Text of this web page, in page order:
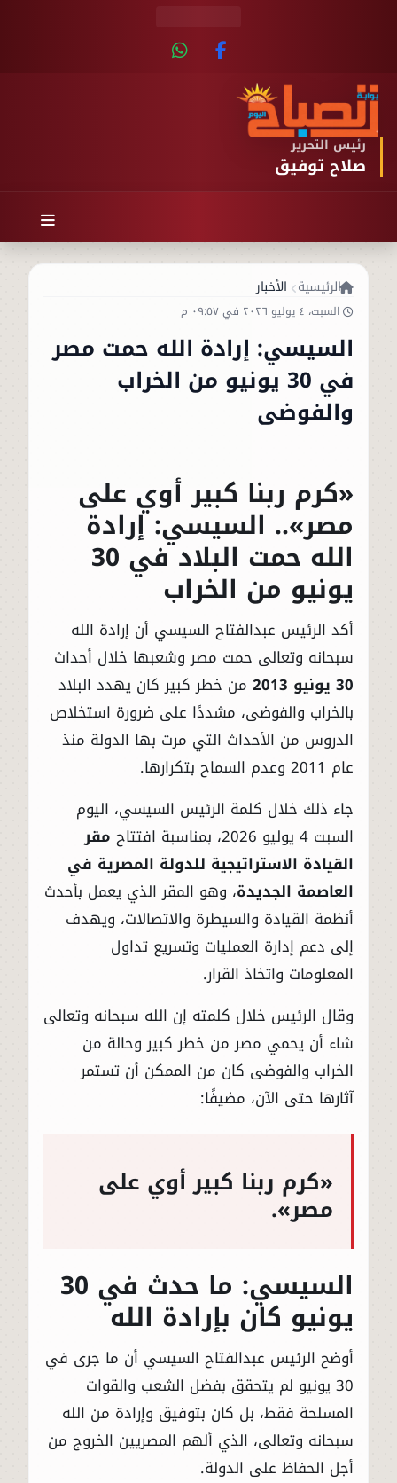
رئيس التحرير
صلاح توفيق
الرئيسية الأخبار
السبت، ٤ يوليو ٢٠٢٦ في ٠٩:٥٧ م
السيسي: إرادة الله حمت مصر
في 30 يونيو من الخراب
والفوضى
«كرم ربنا كبير أوي على
مصر».. السيسي: إرادة
الله حمت البلاد في 30
يونيو من الخراب
أكد الرئيس عبدالفتاح السيسي أن إرادة الله
سبحانه وتعالى حمت مصر وشعبها خلال أحداث
30 يونيو 2013
من خطر كبير كان يهدد البلاد
بالخراب والفوضى، مشددًا على ضرورة استخلاص
الدروس من الأحداث التي مرت بها الدولة منذ
عام 2011 وعدم السماح بتكرارها.
جاء ذلك خلال كلمة الرئيس السيسي، اليوم
السبت 4 يوليو 2026، بمناسبة افتتاح
مقر
القيادة الاستراتيجية للدولة المصرية في
العاصمة الجديدة، وهو المقر الذي يعمل بأحدث
أنظمة القيادة والسيطرة والاتصالات، ويهدف
إلى دعم إدارة العمليات وتسريع تداول
المعلومات واتخاذ القرار.
وقال الرئيس خلال كلمته إن الله سبحانه وتعالى
شاء أن يحمي مصر من خطر كبير وحالة من
الخراب والفوضى كان من الممكن أن تستمر
آثارها حتى الآن، مضيفًا:
«كرم ربنا كبير أوي على
مصر».
السيسي: ما حدث في 30
يونيو كان بإرادة الله
أوضح الرئيس عبدالفتاح السيسي أن ما جرى في
30 يونيو لم يتحقق بفضل الشعب والقوات
المسلحة فقط، بل كان بتوفيق وإرادة من الله
سبحانه وتعالى، الذي ألهم المصريين الخروج من
أجل الحفاظ على الدولة.